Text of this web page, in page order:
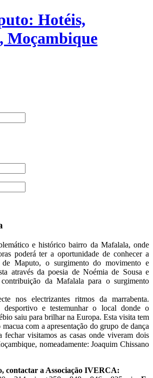
Hotéis,
Moçambique
e histórico bairro da Mafalala, onde
poderá ter a oportunidade de conhecer a
de Maputo, o surgimento do movimento e
através da poesia de Noémia de Sousa e
da Mafalala para o surgimento
nos electrizantes ritmos da marrabenta.
e testemunhar o local donde o
saiu para brilhar na Europa. Esta visita tem
com a apresentação do grupo de dança
visitamos as casas onde viveram dois
nomeadamente: Joaquim Chissano
contactar a Associação IVERCA: